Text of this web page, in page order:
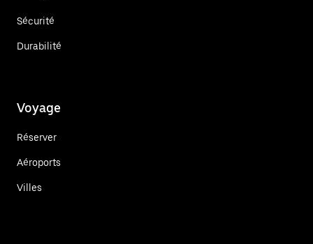
Sécurité
Durabilité
Voyage
Réserver
Aéroports
Villes